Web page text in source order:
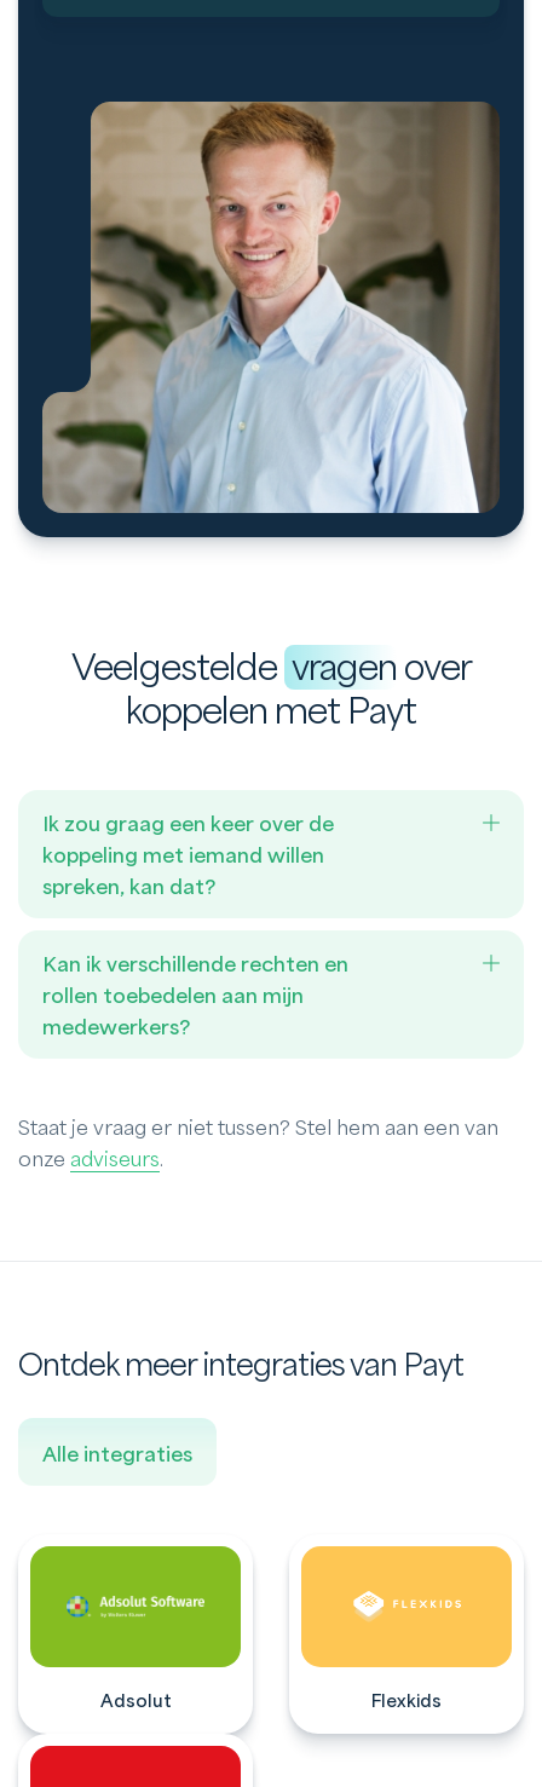
Veelgestelde vragen over
koppelen met Payt
Ik zou graag een keer over de
koppeling met iemand willen
spreken, kan dat?
Kan ik verschillende rechten en
rollen toebedelen aan mijn
medewerkers?
Staat je vraag er niet tussen? Stel hem aan een van
onze adviseurs.
Ontdek meer integraties van Payt
Alle integraties
Adsolut Flexkids